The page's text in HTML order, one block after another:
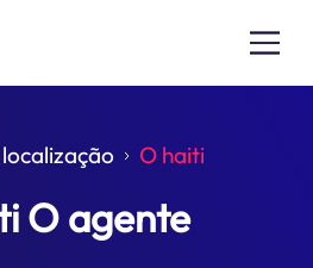
O haiti
O agente